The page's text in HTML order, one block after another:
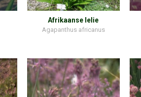
Afrikaanse lelie
Agapanthus africanus